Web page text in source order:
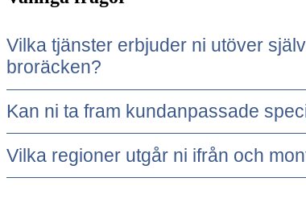
Vilka tjänster erbjuder ni utöver
broräcken?
Kan ni ta fram kundanpassade
Vilka regioner utgår ni ifrån och